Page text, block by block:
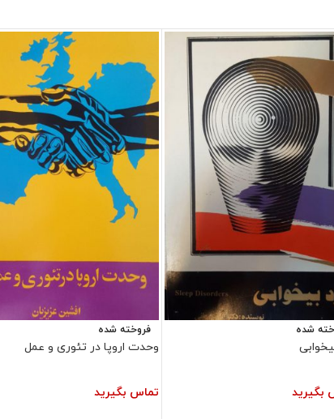
شده
بگیرید
فروخته شده
وحدت اروپا در تئوری و عمل
تماس بگیرید